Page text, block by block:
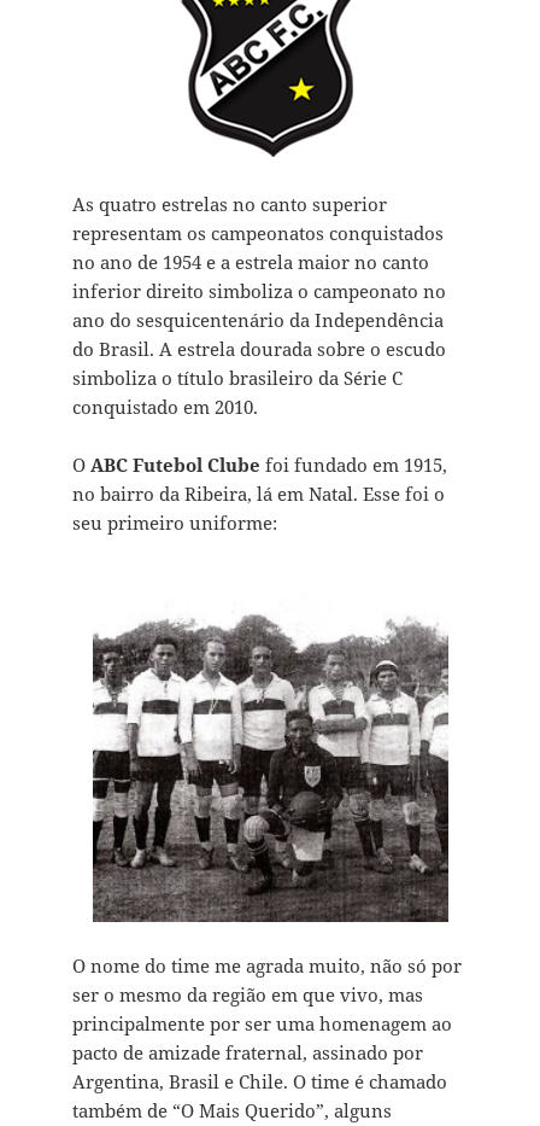
As quatro estrelas no canto superior
representam os campeonatos conquistados
no ano de 1954 e a estrela maior no canto
inferior direito simboliza o campeonato no
ano do sesquicentenário da Independência
do Brasil. A estrela dourada sobre o escudo
simboliza o título brasileiro da Série C
conquistado em 2010.
O ABC Futebol Clube foi fundado em 1915,
no bairro da Ribeira, lá em Natal. Esse foi o
seu primeiro uniforme:
O nome do time me agrada muito, não só por
ser o mesmo da região em que vivo, mas
principalmente por ser uma homenagem ao
pacto de amizade fraternal, assinado por
Argentina, Brasil e Chile. O time é chamado
também de “O Mais Querido”, alguns